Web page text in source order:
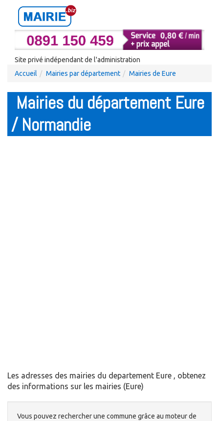
Site privé indépendant de l'administration
Accueil
Mairies par département Mairies de Eure
Mairies du département Eure
/ Normandie
Les adresses des mairies du departement Eure , obtenez
des informations sur les mairies (Eure)
Vous pouvez rechercher une commune grâce au moteur de